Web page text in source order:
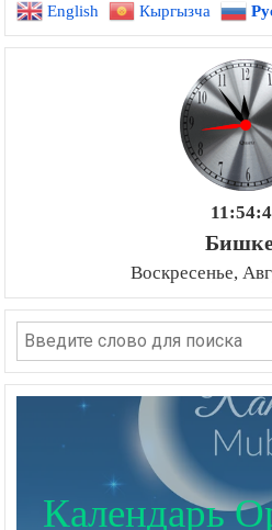
English Кыргызча
Воскресенье,
Календарь